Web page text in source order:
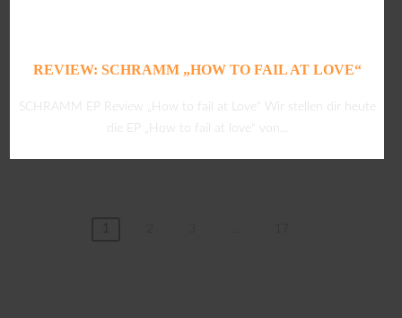
REVIEW: SCHRAMM „HOW TO FAIL AT LOVE“
SCHRAMM EP Review „How to fail at Love“ Wir stellen dir heute
die EP „How to fail at love“ von...